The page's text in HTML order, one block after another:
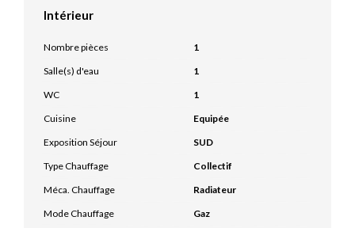
Intérieur
Nombre pièces
1
Salle(s) d'eau
1
WC
1
Cuisine
Equipée
Exposition Séjour
SUD
Type Chauffage
Collectif
Méca. Chauffage
Radiateur
Mode Chauffage
Gaz